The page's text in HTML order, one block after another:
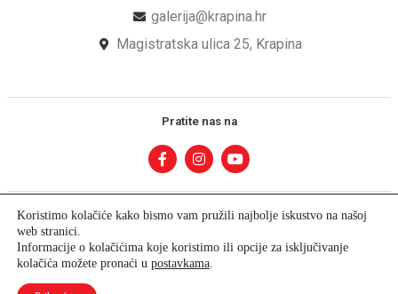
galerija@krapina.hr
Magistratska ulica 25, Krapina
Pratite nas na
© Copyright – Pučko Otvoreno Učilište Krapina
Koristimo kolačiće kako bismo vam pružili najbolje iskustvo na našoj
web stranici.
Informacije o kolačićima koje koristimo ili opcije za isključivanje
kolačića možete pronaći u postavkama.